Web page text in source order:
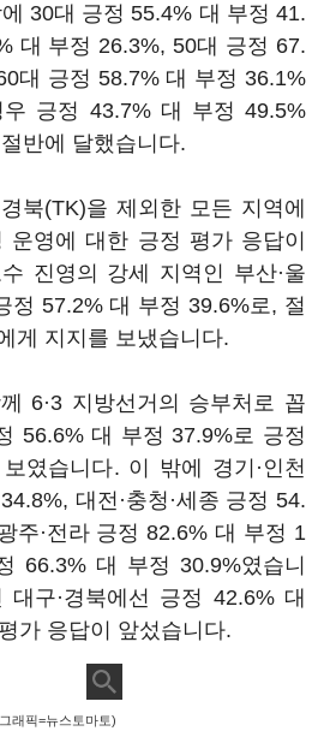
30대 긍정 55.4% 대 부정 41.
대 부정 26.3%, 50대 긍정 67.
대 긍정 58.7% 대 부정 36.1%
우 긍정 43.7% 대 부정 49.5%
반에 달했습니다.
북(TK)을 제외한 모든 지역에
영에 대한 긍정 평가 응답이
진영의 강세 지역인 부산·울
정 57.2% 대 부정 39.6%로, 절
게 지지를 보냈습니다.
6·3 지방선거의 승부처로 꼽
56.6% 대 부정 37.9%로 긍정
였습니다. 이 밖에 경기·인천
대전·충청·세종 긍정 54.
주·전라 긍정 82.6% 대 부정 1
66.3% 대 부정 30.9%였습니
구·경북에선 긍정 42.6% 대
가 응답이 앞섰습니다.
래픽=뉴스토마토)